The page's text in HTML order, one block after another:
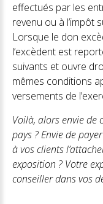
effectués par les
revenu ou à l’impôt
Lorsque le don
l’excèdent est
suivants et ouvre
mêmes conditions
versements de
Voilà, alors envie de
pays ? Envie de
à vos clients
exposition ? Votre
conseiller dans vos